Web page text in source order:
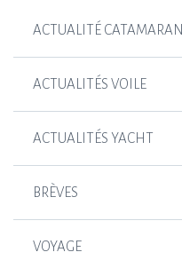
ACTUALITÉ CATAMARAN
ACTUALITÉS VOILE
ACTUALITÉS YACHT
BRÈVES
VOYAGE